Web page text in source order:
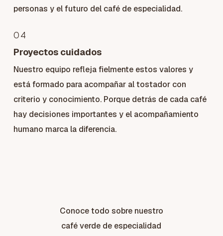
personas y el futuro del café de especialidad.
04
Proyectos cuidados
Nuestro equipo refleja fielmente estos valores y
está formado para acompañar al tostador con
criterio y conocimiento. Porque detrás de cada café
hay decisiones importantes y el acompañamiento
humano marca la diferencia.
Conoce todo sobre nuestro
café verde de especialidad